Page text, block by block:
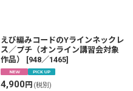
えび編みコードのYラインネックレ
ス／プチ（オンライン講習会対象
作品）
[948／1465]
4,900円 (税別)